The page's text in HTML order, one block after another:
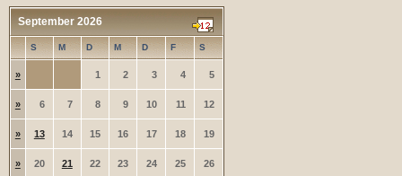
September 2026
S M D M D F S
» 1 2 3 4 5
» 6 7 8 9 10 11 12
» 13 14 15 16 17 18 19
» 20 21 22 23 24 25 26